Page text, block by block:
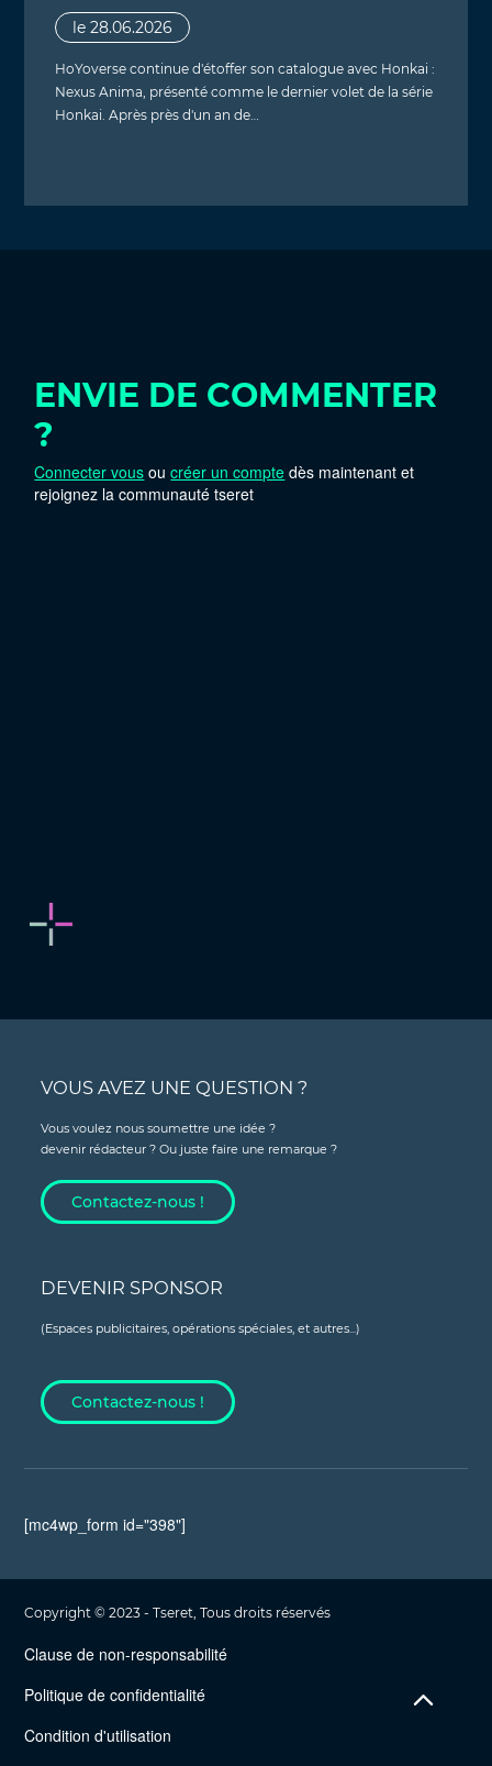
le 28.06.2026
HoYoverse continue d'étoffer son catalogue avec Honkai :
Nexus Anima, présenté comme le dernier volet de la série
Honkai. Après près d'un an de…
ENVIE DE COMMENTER
?
Connecter vous oucréer un compte dès maintenant et
rejoignez la communauté tseret
VOUS AVEZ UNE QUESTION ?
Vous voulez nous soumettre une idée ?
devenir rédacteur ? Ou juste faire une remarque ?
Contactez-nous !
DEVENIR SPONSOR
(Espaces publicitaires, opérations spéciales, et autres...)
Contactez-nous !
[mc4wp_form id="398"]
Copyright © 2023 - Tseret, Tous droits réservés
Clause de non-responsabilité
Politique de confidentialité
Condition d'utilisation